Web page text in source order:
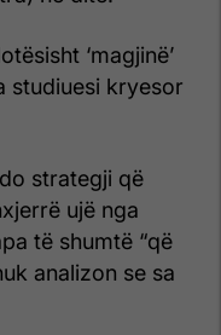
‘magjinë’
studiuesi kryesor
strategji që
ujë nga
të shumtë “që
analizon se sa